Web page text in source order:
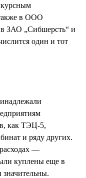
в ООО
ЗАО „Сибшерсть“ и
один и тот
как ТЭЦ-5,
и ряду других.
—
куплены еще в
значительны.